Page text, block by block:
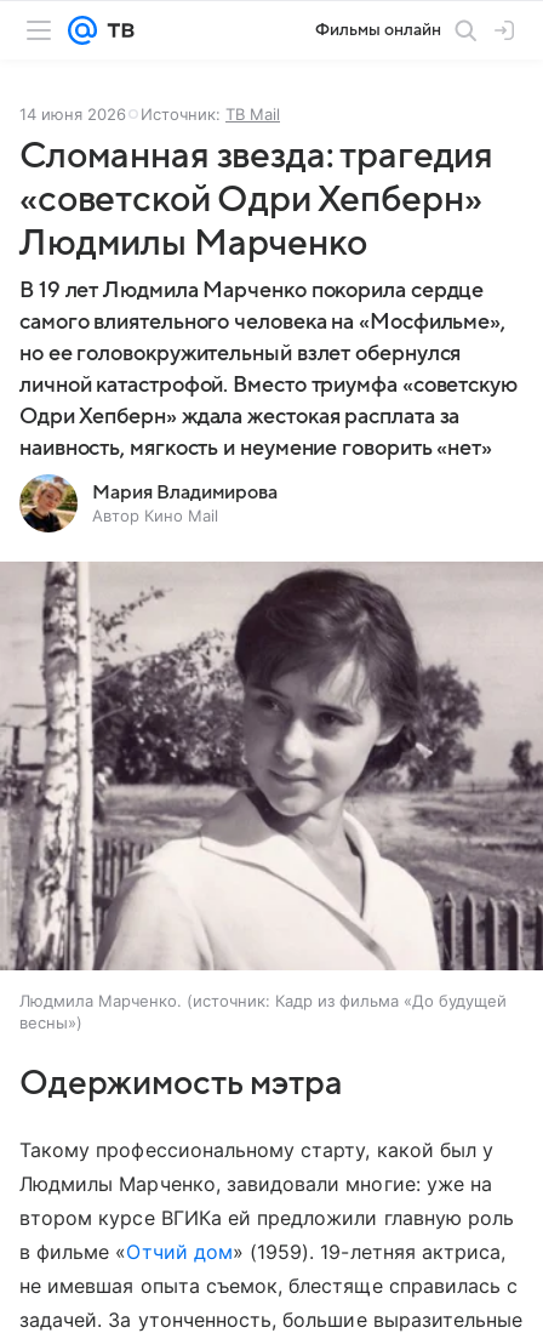
Фильмы онлайн
14 июня 2026 Источник: ТВ Mail
Сломанная звезда: трагедия
«советской Одри Хепберн»
Людмилы Марченко
В 19 лет Людмила Марченко покорила сердце
самого влиятельного человека на «Мосфильме»,
но ее головокружительный взлет обернулся
личной катастрофой. Вместо триумфа «советскую
Одри Хепберн» ждала жестокая расплата за
наивность, мягкость и неумение говорить «нет»
Мария Владимирова
Автор Кино Mail
Людмила Марченко. источник: Кадр из фильма «До будущей
весны»
Одержимость мэтра
Такому профессиональному старту, какой был у
Людмилы Марченко, завидовали многие: уже на
втором курсе ВГИКа ей предложили главную роль
в фильме «Отчий дом» (1959). 19-летняя актриса,
не имевшая опыта съемок, блестяще справилась с
задачей. За утонченность, большие выразительные